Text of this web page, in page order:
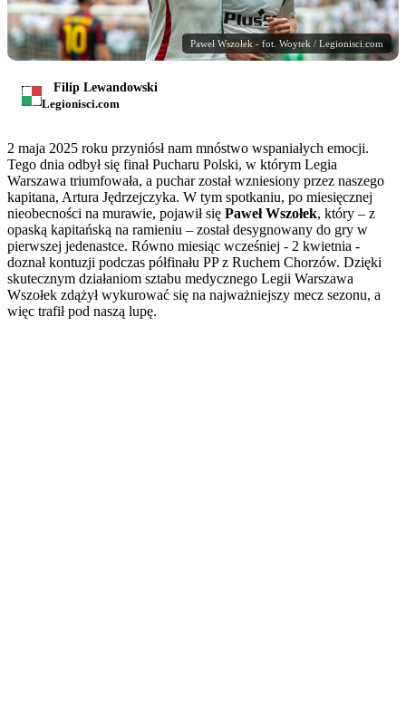
Paweł Wszołek - fot. Woytek / Legionisci.com
Filip Lewandowski
Legionisci.com
2 maja 2025 roku przyniósł nam mnóstwo wspaniałych emocji.
Tego dnia odbył się finał Pucharu Polski, w którym Legia
Warszawa triumfowała, a puchar został wzniesiony przez naszego
kapitana, Artura Jędrzejczyka. W tym spotkaniu, po miesięcznej
nieobecności na murawie, pojawił się Paweł Wszołek, który – z
opaską kapitańską na ramieniu – został desygnowany do gry w
pierwszej jedenastce. Równo miesiąc wcześniej - 2 kwietnia -
doznał kontuzji podczas półfinału PP z Ruchem Chorzów. Dzięki
skutecznym działaniom sztabu medycznego Legii Warszawa
Wszołek zdążył wykurować się na najważniejszy mecz sezonu, a
więc trafił pod naszą lupę.